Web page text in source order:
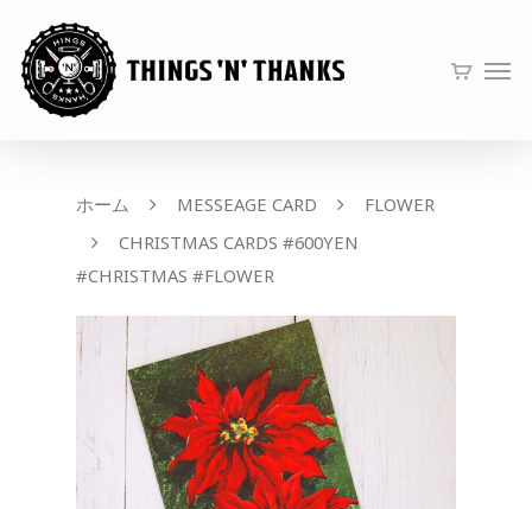
ホーム MESSEAGE CARD
FLOWER
CHRISTMAS CARDS #600YEN
#CHRISTMAS #FLOWER